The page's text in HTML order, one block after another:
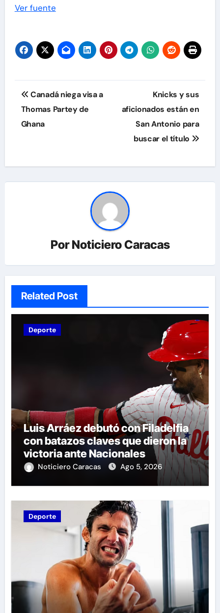
Ver fuente
Navegación
de
entradas
Canadá niega visa a
Thomas Partey de
Ghana
Knicks y sus
aficionados están en
San Antonio para
buscar el título
PorNoticiero Caracas
Related Post
Deporte
Luis Arráez debutó con Filadelfia
con batazos claves que dieron la
victoria ante Nacionales
Noticiero Caracas Ago 5, 2026
Deporte